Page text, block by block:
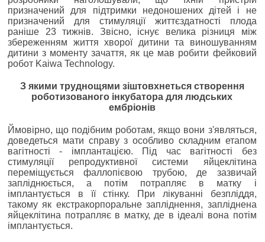
призначений для підтримки недоношених дітей і не
призначений для стимуляції життєздатності плода
раніше 23 тижнів. Звісно, існує велика різниця між
збереженням життя хворої дитини та виношуванням
дитини з моменту зачаття, як це мав робити фейковий
робот Kaiwa Technology.
З якими труднощями зіштовхнеться створення
роботизованого інкубатора для людських
ембріонів
Ймовірно, що подібним роботам, якщо вони з'являться,
доведеться мати справу з особливо складним етапом
вагітності - імплантацією. Під час вагітності без
стимуляції репродуктивної системи яйцеклітина
переміщується фаллопієвою трубою, де зазвичай
запліднюється, а потім потрапляє в матку і
імплантується в її стінку. При лікуванні безпліддя,
такому як екстракорпоральне запліднення, запліднена
яйцеклітина потрапляє в матку, де в ідеалі вона потім
імплантується.